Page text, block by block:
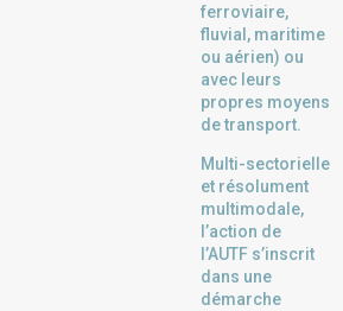
ferroviaire,
fluvial, maritime
ou aérien) ou
avec leurs
propres moyens
de transport.
Multi-sectorielle
et résolument
multimodale,
l’action de
l’AUTF s’inscrit
dans une
démarche